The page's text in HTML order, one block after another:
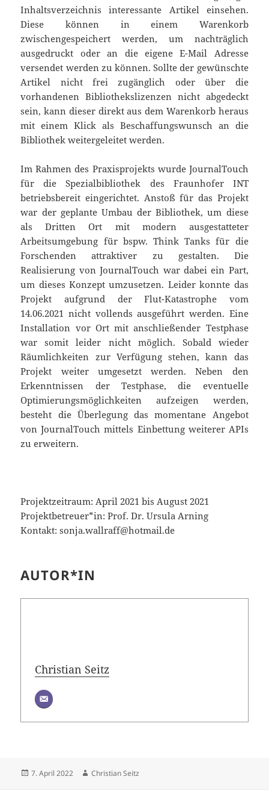
Inhaltsverzeichnis interessante Artikel einsehen.
Diese können in einem Warenkorb
zwischengespeichert werden, um nachträglich
ausgedruckt oder an die eigene E-Mail Adresse
versendet werden zu können. Sollte der gewünschte
Artikel nicht frei zugänglich oder über die
vorhandenen Bibliothekslizenzen nicht abgedeckt
sein, kann dieser direkt aus dem Warenkorb heraus
mit einem Klick als Beschaffungswunsch an die
Bibliothek weitergeleitet werden.
Im Rahmen des Praxisprojekts wurde JournalTouch
für die Spezialbibliothek des Fraunhofer INT
betriebsbereit eingerichtet. Anstoß für das Projekt
war der geplante Umbau der Bibliothek, um diese
als Dritten Ort mit modern ausgestatteter
Arbeitsumgebung für bspw. Think Tanks für die
Forschenden attraktiver zu gestalten. Die
Realisierung von JournalTouch war dabei ein Part,
um dieses Konzept umzusetzen. Leider konnte das
Projekt aufgrund der Flut-Katastrophe vom
14.06.2021 nicht vollends ausgeführt werden. Eine
Installation vor Ort mit anschließender Testphase
war somit leider nicht möglich. Sobald wieder
Räumlichkeiten zur Verfügung stehen, kann das
Projekt weiter umgesetzt werden. Neben den
Erkenntnissen der Testphase, die eventuelle
Optimierungsmöglichkeiten aufzeigen werden,
besteht die Überlegung das momentane Angebot
von JournalTouch mittels Einbettung weiterer APIs
zu erweitern.
Projektzeitraum: April 2021 bis August 2021
Projektbetreuer*in: Prof. Dr. Ursula Arning
Kontakt: sonja.wallraff@hotmail.de
AUTOR*IN
Christian Seitz
Veröffentlicht
7. April 2022 Autor
Christian Seitz